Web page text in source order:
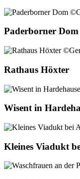
Paderborner Dom
Rathaus Höxter
Wisent in
Kleines Viadukt